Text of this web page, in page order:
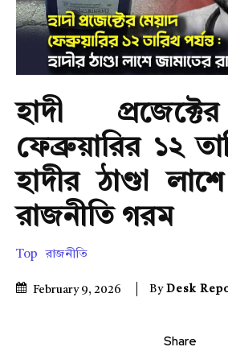
হাদী
ফেব্রুয়ারির ১২
হাদীর ঠাণ্ডা
রাজনীতি গরম
Top রাজনীতি
February 9, 2026 By Desk
Share